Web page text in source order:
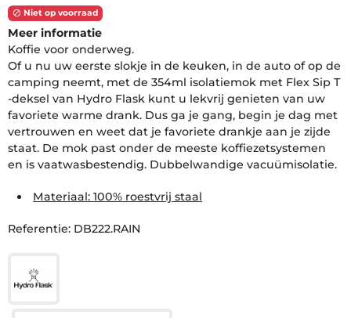
 Niet op voorraad
Meer informatie
Koffie voor onderweg.
Of u nu uw eerste slokje in de keuken, in de auto of op de
camping neemt, met de 354ml isolatiemok met Flex Sip T
-deksel van Hydro Flask kunt u lekvrij genieten van uw
favoriete warme drank. Dus ga je gang, begin je dag met
vertrouwen en weet dat je favoriete drankje aan je zijde
staat. De mok past onder de meeste koffiezetsystemen
en is vaatwasbestendig. Dubbelwandige vacuümisolatie.
Materiaal: 100% roestvrij staal
Referentie: DB222.RAIN